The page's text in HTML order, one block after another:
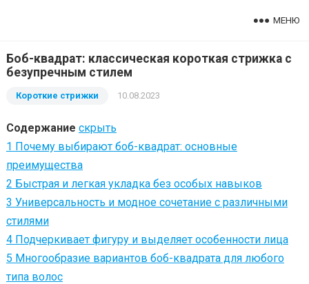
МЕНЮ
Боб-квадрат: классическая короткая стрижка с
безупречным стилем
Короткие стрижки 10.08.2023
Содержание скрыть
1 Почему выбирают боб-квадрат: основные
преимущества
2 Быстрая и легкая укладка без особых навыков
3 Универсальность и модное сочетание с различными
стилями
4 Подчеркивает фигуру и выделяет особенности лица
5 Многообразие вариантов боб-квадрата для любого
типа волос